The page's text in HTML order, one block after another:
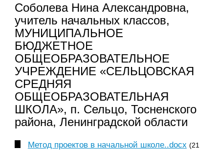
Соболева Нина Александровна,
учитель начальных классов,
МУНИЦИПАЛЬНОЕ
БЮДЖЕТНОЕ
ОБЩЕОБРАЗОВАТЕЛЬНОЕ
УЧРЕЖДЕНИЕ «СЕЛЬЦОВСКАЯ
СРЕДНЯЯ
ОБЩЕОБРАЗОВАТЕЛЬНАЯ
ШКОЛА», п. Сельцо, Тосненского
района, Ленинградской области
Метод проектов в начальной школе..docx (21